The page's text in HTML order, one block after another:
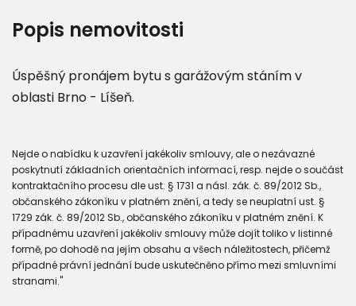
Popis nemovitosti
Úspěšný pronájem bytu s garážovým stáním v
oblasti Brno - Líšeň.
Nejde o nabídku k uzavření jakékoliv smlouvy, ale o nezávazné
poskytnutí základních orientačních informací, resp. nejde o součást
kontraktačního procesu dle ust. § 1731 a násl. zák. č. 89/2012 Sb.,
občanského zákoníku v platném znění, a tedy se neuplatní ust. §
1729 zák. č. 89/2012 Sb., občanského zákoníku v platném znění. K
případnému uzavření jakékoliv smlouvy může dojít toliko v listinné
formě, po dohodě na jejím obsahu a všech náležitostech, přičemž
případné právní jednání bude uskutečněno přímo mezi smluvními
stranami."